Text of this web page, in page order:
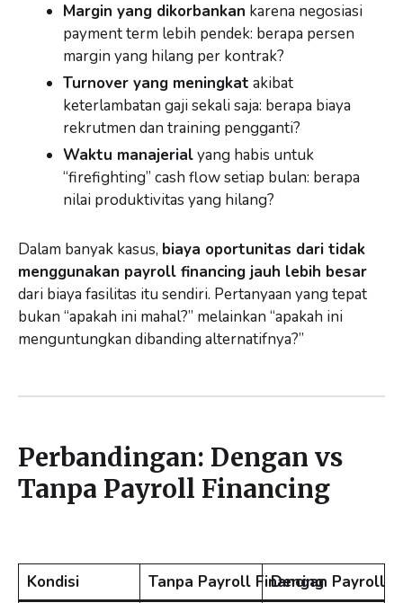
Margin yang dikorbankan karena negosiasi
payment term lebih pendek: berapa persen
margin yang hilang per kontrak?
Turnover yang meningkat akibat
keterlambatan gaji sekali saja: berapa biaya
rekrutmen dan training pengganti?
Waktu manajerialyang habis untuk
“firefighting” cash flow setiap bulan: berapa
nilai produktivitas yang hilang?
Dalam banyak kasus, biaya oportunitas dari tidak
menggunakan payroll financing jauh lebih besar
dari biaya fasilitas itu sendiri. Pertanyaan yang tepat
bukan “apakah ini mahal?” melainkan “apakah ini
menguntungkan dibanding alternatifnya?”
Perbandingan: Dengan vs
Tanpa Payroll Financing
Kondisi Tanpa Payroll FinancingDengan Payroll